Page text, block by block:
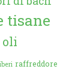
tisane
oli
raffreddore